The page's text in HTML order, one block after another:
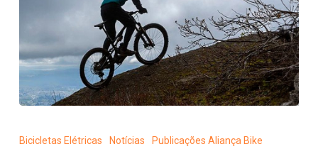
brasileiro
Bicicletas Elétricas Notícias Publicações Aliança Bike